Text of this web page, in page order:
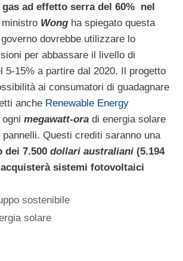
ad effetto serra del 60% nel
Wong ha spiegato questa
dovrebbe utilizzare lo
per abbassare il livello di
5-15% a partire dal 2020. Il progetto
ai consumatori di guadagnare
anche Renewable Energy
megawatt-ora di energia solare
Questi crediti saranno una
dei 7.500 dollari australiani (5.194
sistemi fotovoltaici
sostenibile
solare